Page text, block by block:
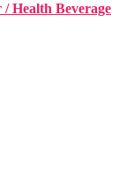
Health Beverage